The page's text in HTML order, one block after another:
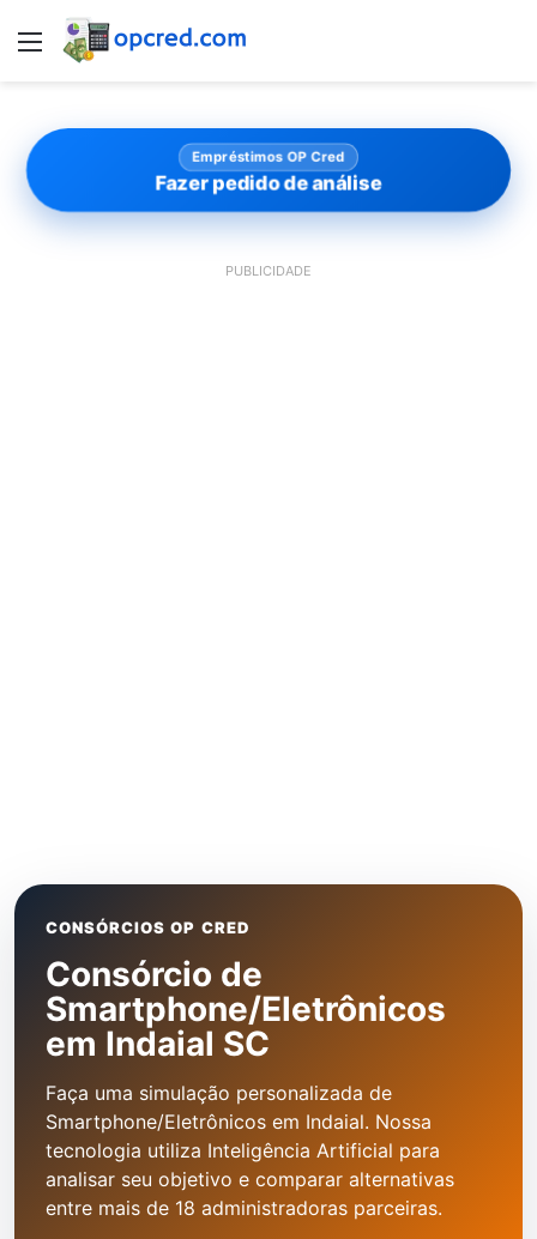
Menu
Empréstimos OP Cred
Fazer pedido de análise
PUBLICIDADE
CONSÓRCIOS OP CRED
Consórcio de
Smartphone/Eletrônicos
em Indaial SC
Faça uma simulação personalizada de
Smartphone/Eletrônicos em Indaial. Nossa
tecnologia utiliza Inteligência Artificial para
analisar seu objetivo e comparar alternativas
entre mais de 18 administradoras parceiras.